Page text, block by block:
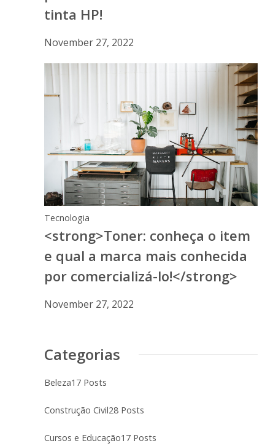
tinta HP!
November 27, 2022
Tecnologia
<strong>Toner: conheça o item
e qual a marca mais conhecida
por comercializá-lo!</strong>
November 27, 2022
Categorias
Beleza17 Posts
Construção Civil28 Posts
Cursos e Educação17 Posts